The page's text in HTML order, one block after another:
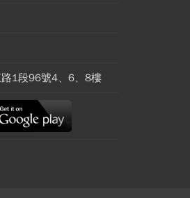
1段96號4、6、8樓